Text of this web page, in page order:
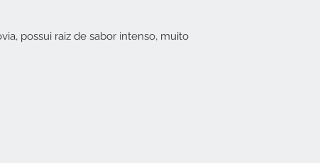
possui raiz de sabor intenso, muito